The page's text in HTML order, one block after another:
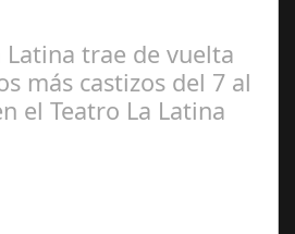
Latina trae de vuelta
más castizos del 7 al
el Teatro La Latina